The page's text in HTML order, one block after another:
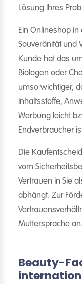
Lösung Ihres
Ein Onlineshop
Souveränität und
Kunde hat das
Biologen oder
umso wichtiger,
Inhaltsstoffe,
Werbung leicht
Endverbraucher
Die
vom
Vertrauen in Sie
abhängt. Zur
Muttersprache an.
Beauty-